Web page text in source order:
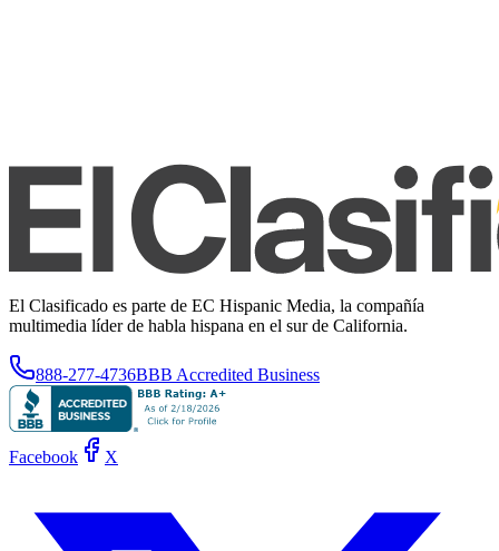
El Clasificado es parte de EC Hispanic Media, la compañía
multimedia líder de habla hispana en el sur de California.
888-277-4736BBB Accredited Business
Facebook X